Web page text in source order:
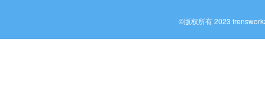
©版权所有 2023